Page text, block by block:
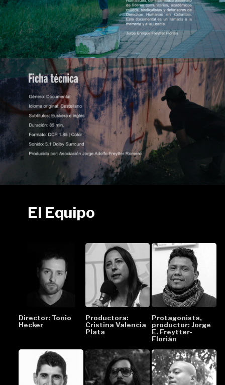
El Equipo
Director: Tonio
Hecker
Productora:
Cristina Valencia
Plata
Protagonista,
productor: Jorge
E. Freytter-
Florián